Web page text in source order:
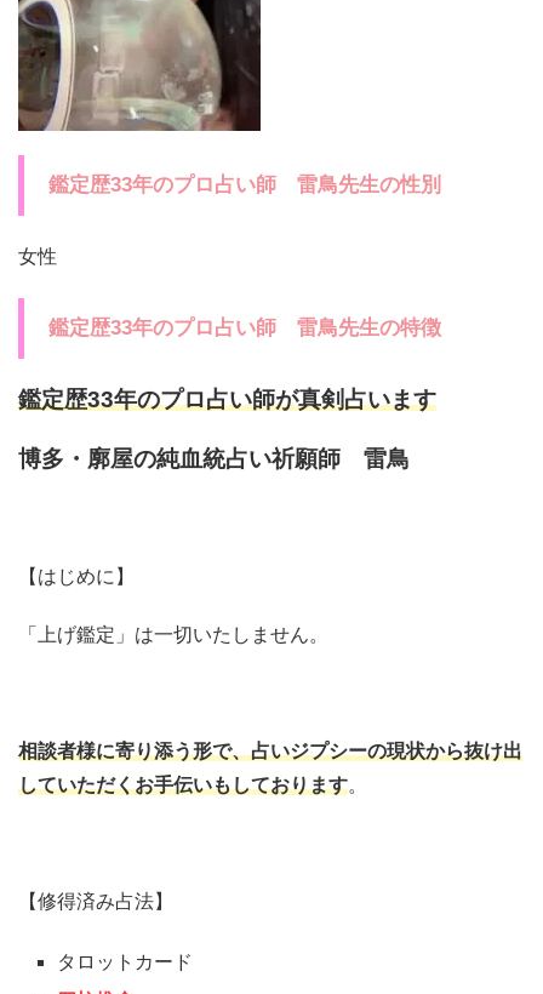
鑑定歴33年のプロ占い師 雷鳥先生の性別
女性
鑑定歴33年のプロ占い師 雷鳥先生の特徴
鑑定歴33年のプロ占い師が真剣占います
博多・廓屋の純血統占い祈願師 雷鳥
【はじめに】
「上げ鑑定」は一切いたしません。
相談者様に寄り添う形で、占いジプシーの現状から抜け出
していただくお手伝いもしております。
【修得済み占法】
タロットカード